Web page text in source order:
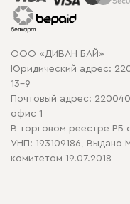
Гарантия
Карта сайта
Политика
Политика в отношении
ООО «ДИВАН БАЙ»
Юридический адрес:
13-9
Почтовый адрес:
офис 1
В торговом реестре РБ
УНП: 193109186, Выдано
комитетом 19.07.2018